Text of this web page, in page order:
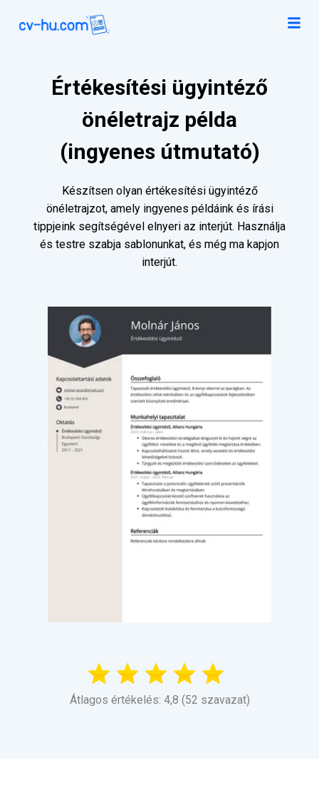
Értékesítési ügyintéző
önéletrajz példa
(ingyenes útmutató)
Készítsen olyan értékesítési ügyintéző
önéletrajzot, amely ingyenes példáink és írási
tippjeink segítségével elnyeri az interjút. Használja
és testre szabja sablonunkat, és még ma kapjon
interjút.
Átlagos értékelés: 4,8 (52 szavazat)